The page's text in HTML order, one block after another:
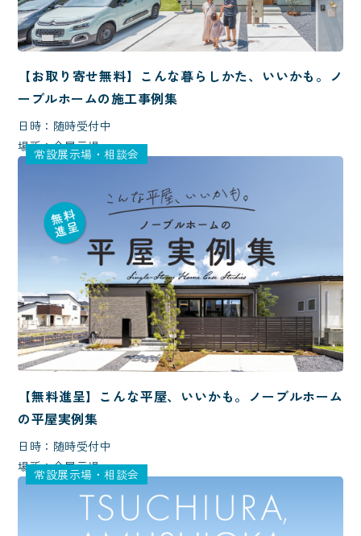
【お取り寄せ無料】こんな暮らしかた、いいかも。ノ
ーブルホームの施工事例集
日時：随時受付中
場所：全展示場
常設展示場・相談会
【無料進呈】こんな平屋、いいかも。ノーブルホーム
の平屋実例集
日時：随時受付中
場所：全展示場
常設展示場・相談会